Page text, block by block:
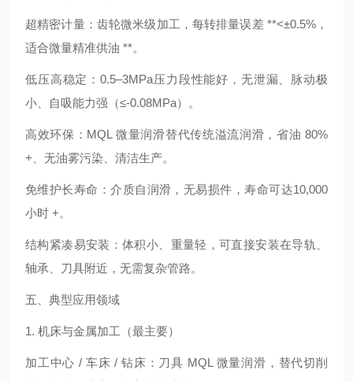
超精密计量：齿轮微米级加工，每转排量误差 **<±0.5%，
适合微量精准供油 **。
低压高稳定：0.5–3MPa压力段性能好，无泄漏、脉动极
小、自吸能力强（≤‑0.08MPa）。
高效环保：MQL 微量润滑替代传统溢流润滑，省油 80%
+、无油雾污染、清洁生产。
免维护长寿命：介质自润滑，无易损件，寿命可达10,000
小时 +。
结构紧凑易安装：体积小、重量轻，可直接安装在导轨、
轴承、刀具附近，无需复杂管路。
五、典型应用领域
1. 机床与金属加工（最主要）
加工中心 / 车床 / 钻床：刀具 MQL 微量润滑，替代切削